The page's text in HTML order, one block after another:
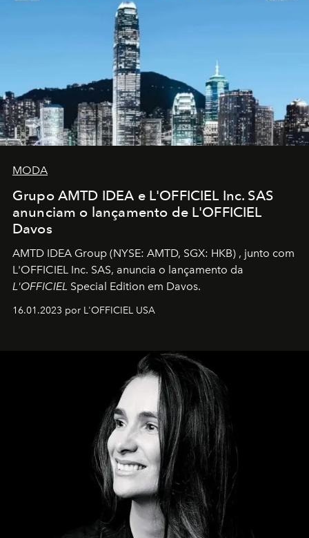
MODA
Grupo AMTD IDEA e L'OFFICIEL Inc. SAS
anunciam o lançamento de L'OFFICIEL
Davos
AMTD IDEA Group (NYSE: AMTD, SGX: HKB) , junto com
L'OFFICIEL Inc. SAS, anuncia o lançamento da
L'OFFICIEL Special Edition em Davos.
16.01.2023 por L'OFFICIEL USA